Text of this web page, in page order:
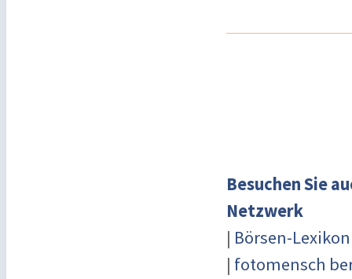
Besuchen Sie
Netzwerk
| Börsen-Lexikon
| fotomensch